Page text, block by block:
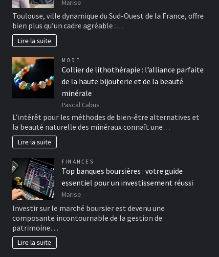
Marise
Toulouse, ville dynamique du Sud-Ouest de la France, offre
bien plus qu’un cadre agréable :…
Lire la suite
MODE
Collier de lithothérapie : l’alliance parfaite
de la haute bijouterie et de la beauté
minérale
Pascal Cabus
L’intérêt pour les méthodes de bien-être alternatives et
la beauté naturelle des minéraux connaît une…
Lire la suite
FINANCES
Top banques boursières : votre guide
essentiel pour un investissement réussi
Marise
Investir sur le marché boursier est devenu une
composante incontournable de la gestion de
patrimoine…
Lire la suite